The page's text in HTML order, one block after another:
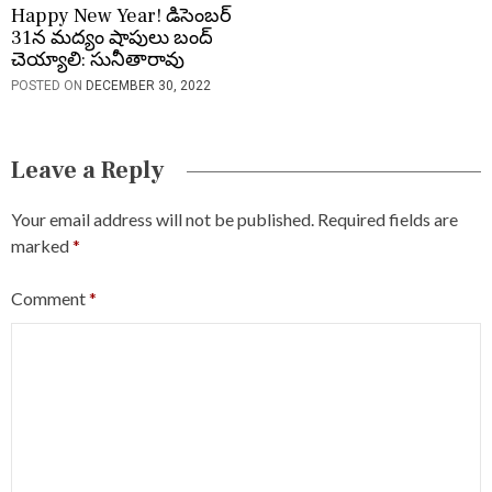
Happy New Year! డిసెంబర్
31న మద్యం షాపులు బంద్
చెయ్యాలి: సునీతారావు
POSTED ON DECEMBER 30, 2022
Leave a Reply
Your email address will not be published. Required fields are
marked*
Comment*